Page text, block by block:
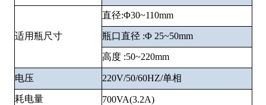
适用瓶尺⼨
直径:Φ30~110mm
瓶⼝直径 :Φ 25~50mm
⾼度 :50~220mm
电压 220V/50/60HZ/单相
耗电量
700VA(3.2A)